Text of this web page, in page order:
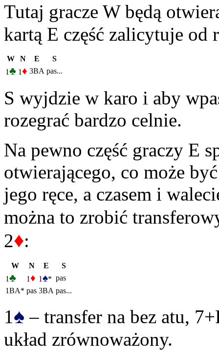
Tutaj gracze W będą
kartą E część zalicytuje od
W N E
S
1♣ 1♦ 3BA pas...
S wyjdzie w karo i aby
rozegrać bardzo celnie.
Na pewno część graczy E
otwierającego, co może
jego ręce, a czasem i
można to zrobić
2♦:
W N E
S
1♣ 1♦ 1♠* pas
1BA* pas 3BA pas...
1 ♠ – transfer na bez atu,
układ zrównoważony.